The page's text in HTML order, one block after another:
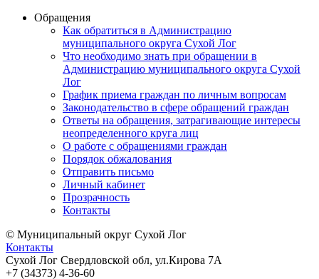
Обращения
Как обратиться в Администрацию
муниципального округа Сухой Лог
Что необходимо знать при обращении в
Администрацию муниципального округа Сухой
Лог
График приема граждан по личным вопросам
Законодательство в сфере обращений граждан
Ответы на обращения, затрагивающие интересы
неопределенного круга лиц
О работе с обращениями граждан
Порядок обжалования
Отправить письмо
Личный кабинет
Прозрачность
Контакты
© Муниципальный округ Сухой Лог
Контакты
Сухой Лог Свердловской обл, ул.Кирова 7А
+7 (34373) 4-36-60